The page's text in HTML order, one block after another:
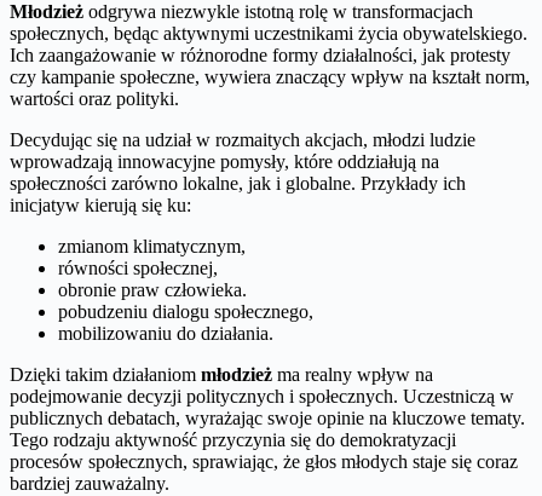
Młodzież odgrywa niezwykle istotną rolę w transformacjach
społecznych, będąc aktywnymi uczestnikami życia obywatelskiego.
Ich zaangażowanie w różnorodne formy działalności, jak protesty
czy kampanie społeczne, wywiera znaczący wpływ na kształt norm,
wartości oraz polityki.
Decydując się na udział w rozmaitych akcjach, młodzi ludzie
wprowadzają innowacyjne pomysły, które oddziałują na
społeczności zarówno lokalne, jak i globalne. Przykłady ich
inicjatyw kierują się ku:
zmianom klimatycznym,
równości społecznej,
obronie praw człowieka.
pobudzeniu dialogu społecznego,
mobilizowaniu do działania.
Dzięki takim działaniom młodzież ma realny wpływ na
podejmowanie decyzji politycznych i społecznych. Uczestniczą w
publicznych debatach, wyrażając swoje opinie na kluczowe tematy.
Tego rodzaju aktywność przyczynia się do demokratyzacji
procesów społecznych, sprawiając, że głos młodych staje się coraz
bardziej zauważalny.